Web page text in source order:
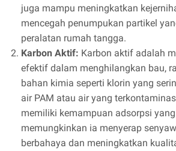
juga mampu meningkatkan
mencegah penumpukan partikel
peralatan rumah tangga.
Karbon Aktif: Karbon aktif adalah
efektif dalam menghilangkan bau,
bahan kimia seperti klorin yang
air PAM atau air yang
memiliki kemampuan adsorpsi
memungkinkan ia menyerap
berbahaya dan meningkatkan